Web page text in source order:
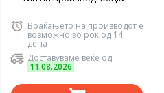
Враќањето на производот е
возможно во рок од 14
дена
Доставуваме веќе од
11.08.2026